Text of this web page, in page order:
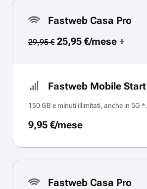
Fastweb Casa Pro
29,95 €25,95 €/mese+
Fastweb Mobile Start
150 GB e minuti illimitati, anche in 5G *.
9,95 €/mese
Fastweb Casa Pro